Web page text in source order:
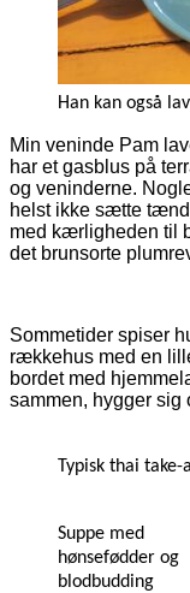
Han kan også
Min veninde Pam
har et gasblus på
og veninderne.
helst ikke sætte
med kærligheden til
det brunsorte
Sommetider spiser
rækkehus med en
bordet med
sammen, hygger sig
Typisk thai take-
Suppe med
hønsefødder og
blodbudding